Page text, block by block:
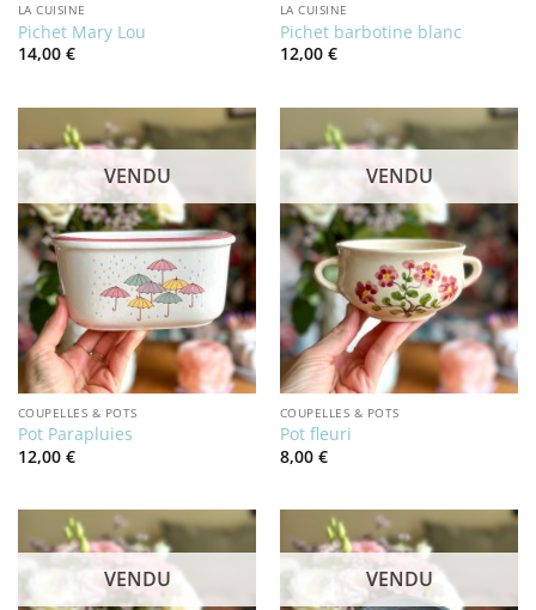
LA CUISINE
Pichet Mary Lou
14,00 €
LA CUISINE
Pichet barbotine blanc
12,00 €
VENDU
COUPELLES & POTS
Pot Parapluies
12,00 €
VENDU
COUPELLES & POTS
Pot fleuri
8,00 €
VENDU VENDU